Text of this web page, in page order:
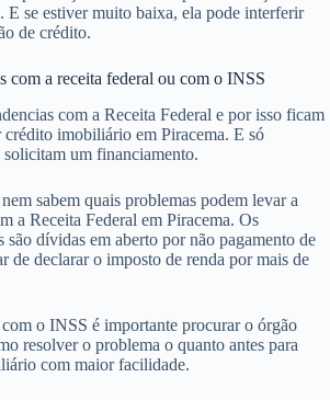
E se estiver muito baixa, ela pode interferir
de crédito.
com a receita federal ou com o INSS
com a Receita Federal e por isso ficam
crédito imobiliário em Piracema. E só
solicitam um financiamento.
sabem quais problemas podem levar a
a Receita Federal em Piracema. Os
são dívidas em aberto por não pagamento de
de declarar o imposto de renda por mais de
o INSS é importante procurar o órgão
resolver o problema o quanto antes para
com maior facilidade.